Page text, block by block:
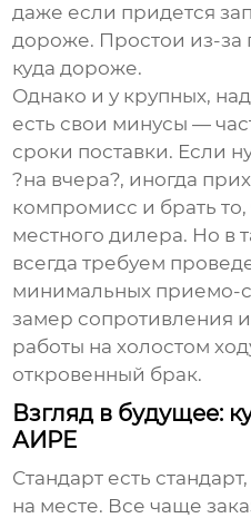
даже если придется
дороже. Простои из-за
куда дороже.
Однако и у крупных,
есть свои минусы —
сроки поставки. Если
?на вчера?, иногда
компромисс и брать то,
местного дилера. Но в
всегда требуем
минимальных приемо-
замер сопротивления
работы на холостом
откровенный брак.
Взгляд в будущее:
АИРЕ
Стандарт есть
на месте. Все чаще